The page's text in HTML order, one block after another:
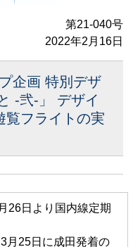
第21-040号
2022年2月16日
企画 特別デザ
-弐-」 デザイ
覧フライトの実
26日より国内線定期
月25日に成田発着の